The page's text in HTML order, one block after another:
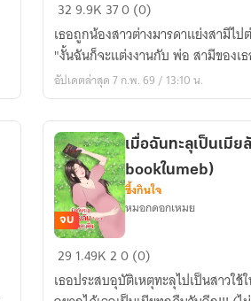
แล้ว
ภรรยา
ขอ
แม่
เลี้ยง
ดี
กว่า/
มี
E-
book
ใน
329.9K 370 (0)
เธอถูกน้องสาวต่างมารดาแย่งสามี
"งั้นฉันก็จะแต่งงานกับ พ่อ สามีของเ
อัปเดตล่าสุด 7 ก.พ. 69 / 13:10 น.
เมื่อ
ฉันทะ
ลุ
จบ
เมื่อฉันทะลุเป็นเมี
bookในmeb)
ซึ้งกินใจ
หมอกดอกเหมย
29 1.49K20 (0)
เธอประสบอุบัติเหตุทะลุไปเป็นสาวใ